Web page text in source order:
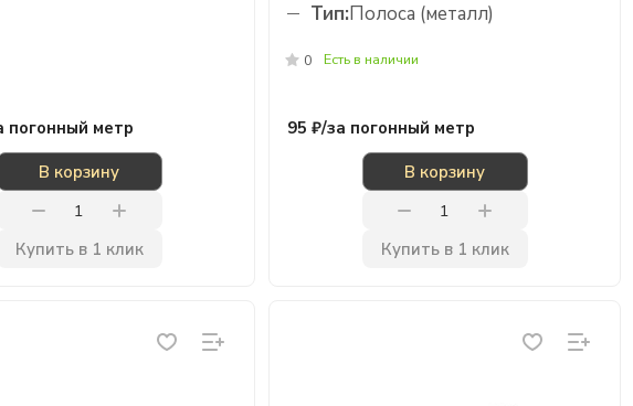
погонный метр
В корзину
Купить в 1 клик
Тип:Полоса (металл)
0 Есть в наличии
95 ₽/за погонный метр
В корзину
Купить в 1 клик